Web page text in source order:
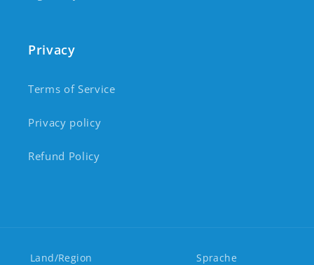
Privacy
Terms of Service
Privacy policy
Refund Policy
Land/Region Sprache